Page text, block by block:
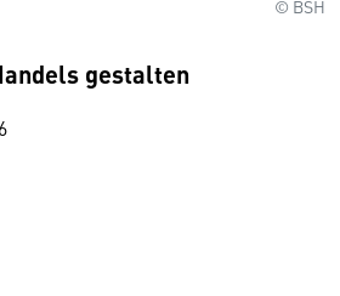
© BSH
gestalten